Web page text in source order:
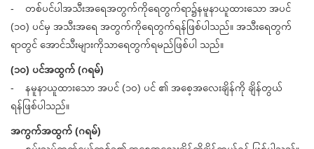
- တစ်ပင်ပါအသီးအရေအတွက်ကိုရေတွက်ရာ၌နမူနာယူထားသော အပင်
(၁၀) ပင်မှ အသီးအရေ အတွက်ကိုရေတွက်ရန်ဖြစ်ပါသည်။ အသီးရေတွက်
ရာတွင် အောင်သီးများကိုသာရေတွက်ရမည်ဖြစ်ပါ သည်။
(၁၀) ပင်အထွက် (ဂရမ်)
- နမူနာယူထားသော အပင် (၁၀) ပင် ၏ အစေ့အလေးချိန်ကို ချိန်တွယ်
ရန်ဖြစ်ပါသည်။
အကွက်အထွက် (ဂရမ်)